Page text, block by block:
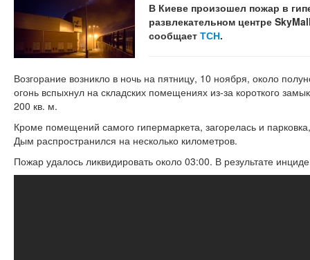
В Киеве произошел пожар в
развлекательном центре
сообщает ТСН.
Возгорание возникло в ночь на пятницу, 10 ноября, около
огонь вспыхнул на складских помещениях из-за короткого
200 кв. м.
Кроме помещений самого гипермаркета, загорелась и
Дым распространился на несколько километров.
Пожар удалось ликвидировать около 03:00. В результате